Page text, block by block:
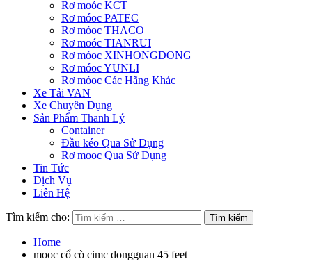
Rơ moóc KCT
Rơ móoc PATEC
Rơ móoc THACO
Rơ moóc TIANRUI
Rơ móoc XINHONGDONG
Rơ móoc YUNLI
Rơ móoc Các Hãng Khác
Xe Tải VAN
Xe Chuyên Dụng
Sản Phẩm Thanh Lý
Container
Đầu kéo Qua Sử Dụng
Rơ mooc Qua Sử Dụng
Tin Tức
Dịch Vụ
Liên Hệ
Tìm kiếm cho:
Home
mooc cổ cò cimc dongguan 45 feet